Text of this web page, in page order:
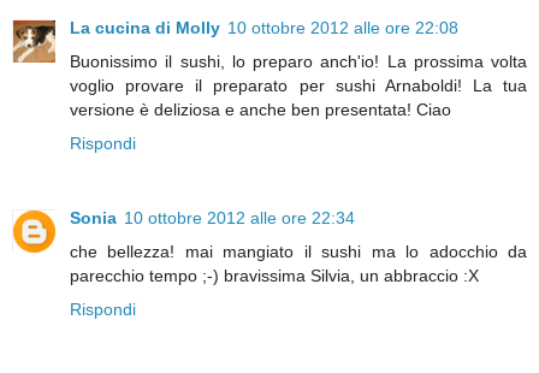
La cucina di Molly 10 ottobre 2012 alle ore 22:08
Buonissimo il sushi, lo preparo anch'io! La prossima volta
voglio provare il preparato per sushi Arnaboldi! La tua
versione è deliziosa e anche ben presentata! Ciao
Rispondi
Sonia 10 ottobre 2012 alle ore 22:34
che bellezza! mai mangiato il sushi ma lo adocchio da
parecchio tempo ;-) bravissima Silvia, un abbraccio :X
Rispondi